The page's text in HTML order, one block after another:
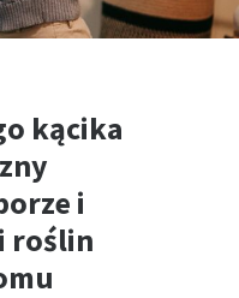
kącika
i
roślin